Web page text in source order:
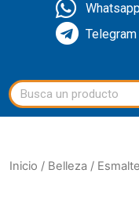
Telegram
Inicio / Belleza /